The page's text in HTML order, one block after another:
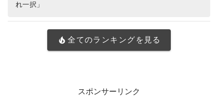
れ一択」
全てのランキングを見る
スポンサーリンク